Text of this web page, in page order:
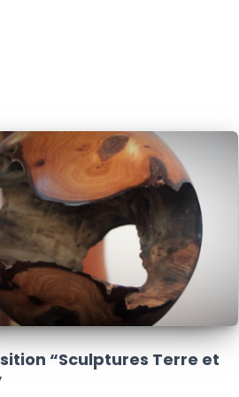
“Sculptures Terre et